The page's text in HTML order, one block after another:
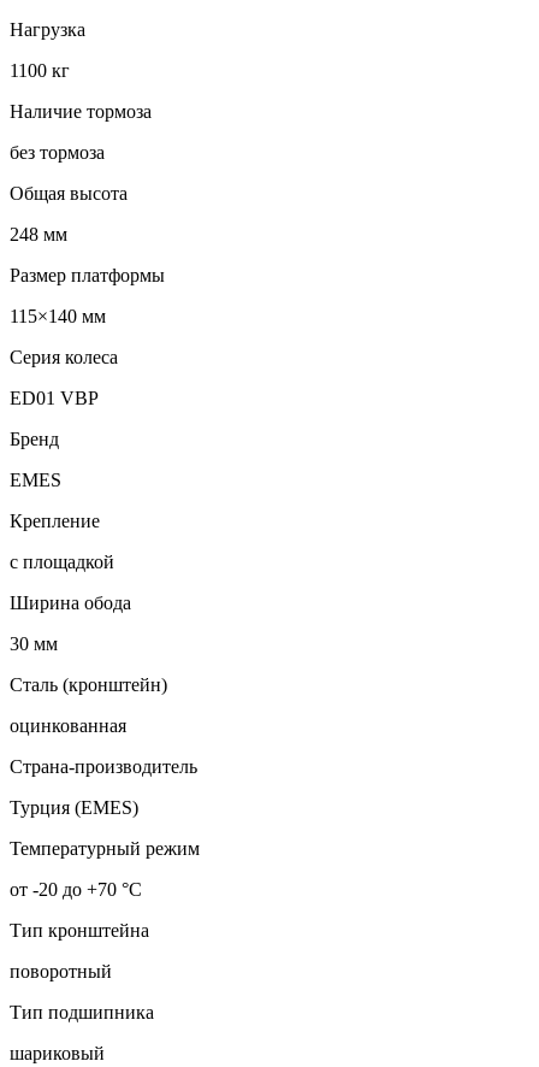
Нагрузка
1100 кг
Наличие тормоза
без тормоза
Общая высота
248 мм
Размер платформы
115×140 мм
Серия колеса
ED01 VBP
Бренд
EMES
Крепление
с площадкой
Ширина обода
30 мм
Сталь (кронштейн)
оцинкованная
Страна-производитель
Турция (EMES)
Температурный режим
от -20 до +70 °С
Тип кронштейна
поворотный
Тип подшипника
шариковый